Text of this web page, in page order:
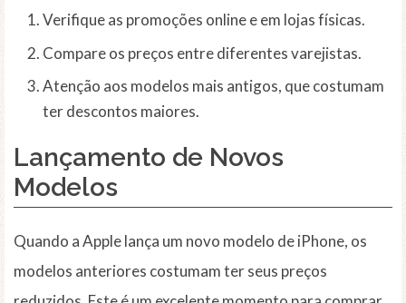
Verifique as promoções online e em lojas físicas.
Compare os preços entre diferentes varejistas.
Atenção aos modelos mais antigos, que costumam
ter descontos maiores.
Lançamento de Novos
Modelos
Quando a Apple lança um novo modelo de iPhone, os
modelos anteriores costumam ter seus preços